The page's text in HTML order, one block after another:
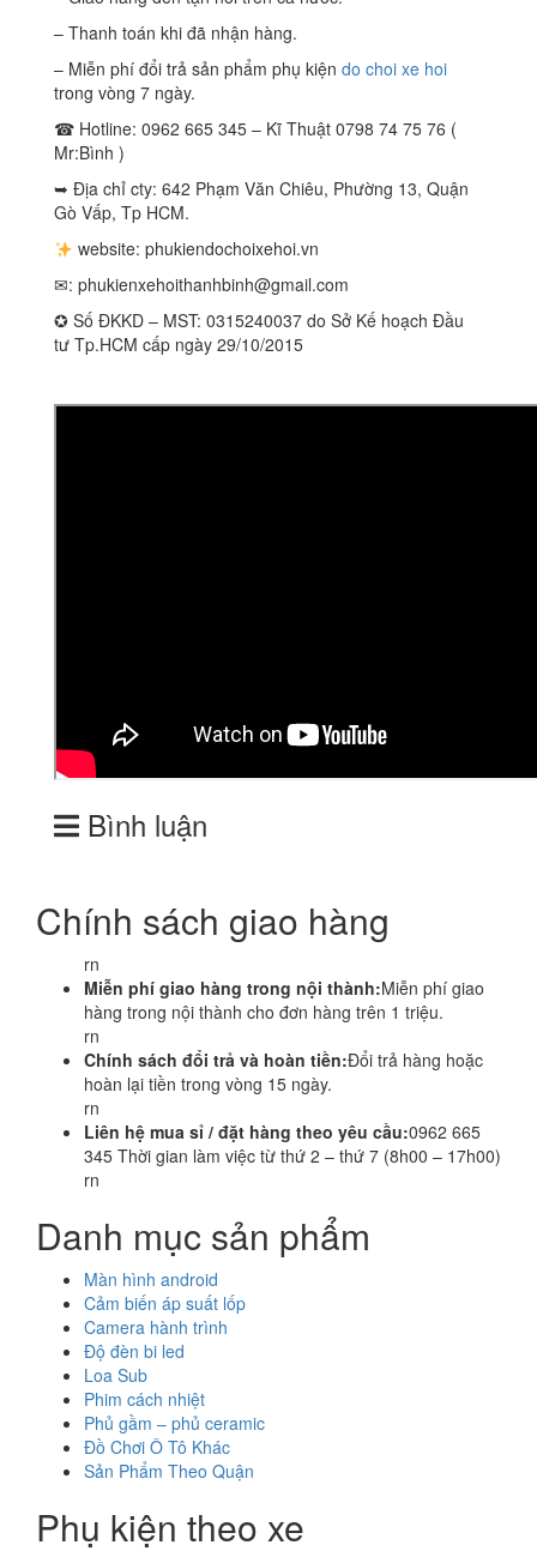
– Thanh toán khi đã nhận hàng.
– Miễn phí đổi trả sản phẩm phụ kiện do choi xe hoi
trong vòng 7 ngày.
☎ Hotline: 0962 665 345 – Kĩ Thuật 0798 74 75 76 (
Mr:Bình )
➥ Địa chỉ cty: 642 Phạm Văn Chiêu, Phường 13, Quận
Gò Vấp, Tp HCM.
website: phukiendochoixehoi.vn
✉: phukienxehoithanhbinh@gmail.com
✪ Số ĐKKD – MST: 0315240037 do Sở Kế hoạch Đầu
tư Tp.HCM cấp ngày 29/10/2015
Bình luận
Chính sách giao hàng
rn
Miễn phí giao hàng trong nội thành:Miễn phí giao
hàng trong nội thành cho đơn hàng trên 1 triệu.
rn
Chính sách đổi trả và hoàn tiền:Đổi trả hàng hoặc
hoàn lại tiền trong vòng 15 ngày.
rn
Liên hệ mua sỉ / đặt hàng theo yêu cầu:0962 665
345 Thời gian làm việc từ thứ 2 – thứ 7 (8h00 – 17h00)
rn
Danh mục sản phẩm
Màn hình android
Cảm biến áp suất lốp
Camera hành trình
Độ đèn bi led
Loa Sub
Phim cách nhiệt
Phủ gầm – phủ ceramic
Đồ Chơi Ô Tô Khác
Sản Phẩm Theo Quận
Phụ kiện theo xe